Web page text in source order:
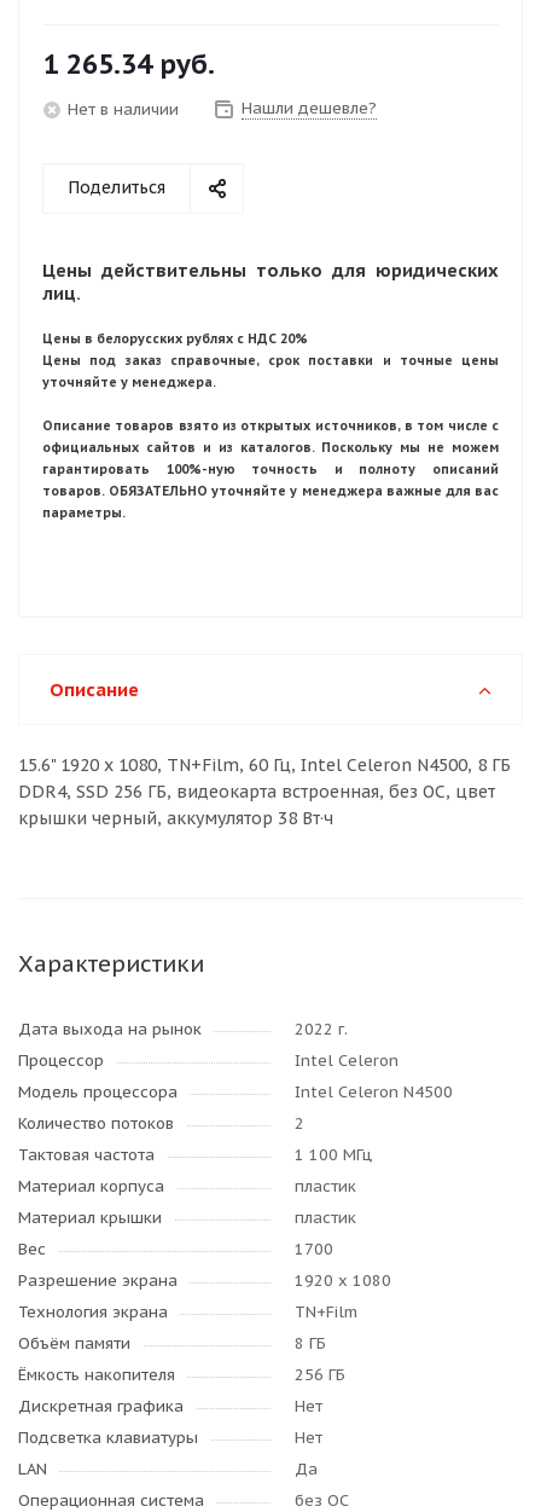
1 265.34руб.
Нет в наличии Нашли дешевле?
Поделиться
Цены действительны только для юридических
лиц.
Цены в белорусских рублях с НДС 20%
Цены под заказ справочные, срок поставки и точные цены
уточняйте у менеджера.
Описание товаров взято из открытых источников, в том числе с
официальных сайтов и из каталогов. Поскольку мы не можем
гарантировать 100%-ную точность и полноту описаний
товаров. ОБЯЗАТЕЛЬНО уточняйте у менеджера важные для вас
параметры.
Описание
15.6" 1920 x 1080, TN+Film, 60 Гц, Intel Celeron N4500, 8 ГБ
DDR4, SSD 256 ГБ, видеокарта встроенная, без ОС, цвет
крышки черный, аккумулятор 38 Вт·ч
Характеристики
Дата выхода на рынок
2022 г.
Процессор
Intel Celeron
Модель процессора
Intel Celeron N4500
Количество потоков
2
Тактовая частота
1 100 МГц
Материал корпуса
пластик
Материал крышки
пластик
Вес
1700
Разрешение экрана
1920 x 1080
Технология экрана
TN+Film
Объём памяти
8 ГБ
Ёмкость накопителя
256 ГБ
Дискретная графика
Нет
Подсветка клавиатуры
Нет
LAN
Да
Операционная система
без ОС